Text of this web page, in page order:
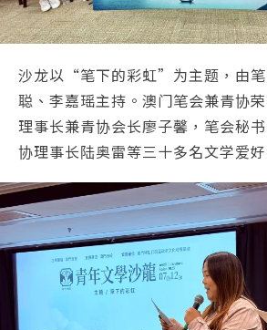
沙龙以“笔下的彩虹”为主题，由笔
聪、李嘉瑶主持。澳门笔会兼青协
理事长兼青协会长廖子馨，笔会秘
协理事长陆奥雷等三十多名文学爱